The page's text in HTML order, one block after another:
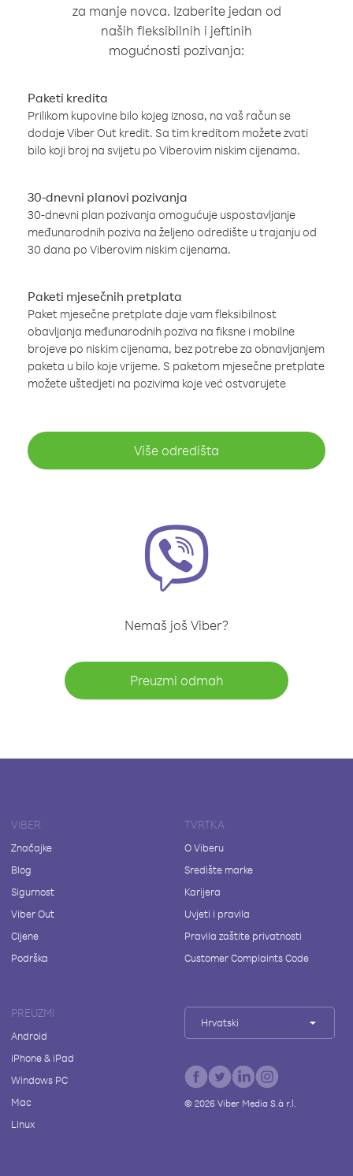
za manje novca. Izaberite jedan od
naših fleksibilnih i jeftinih
mogućnosti pozivanja:
Paketi kredita
Prilikom kupovine bilo kojeg iznosa, na vaš račun se
dodaje Viber Out kredit. Sa tim kreditom možete zvati
bilo koji broj na svijetu po Viberovim niskim cijenama.
30-dnevni planovi pozivanja
30-dnevni plan pozivanja omogućuje uspostavljanje
međunarodnih poziva na željeno odredište u trajanju od
30 dana po Viberovim niskim cijenama.
Paketi mjesečnih pretplata
Paket mjesečne pretplate daje vam fleksibilnost
obavljanja međunarodnih poziva na fiksne i mobilne
brojeve po niskim cijenama, bez potrebe za obnavljanjem
paketa u bilo koje vrijeme. S paketom mjesečne pretplate
možete uštedjeti na pozivima koje već ostvarujete
Više odredišta
Nemaš još Viber?
Preuzmi odmah
VIBER
Značajke
Blog
Sigurnost
Viber Out
Cijene
Podrška
TVRTKA
O Viberu
Središte marke
Karijera
Uvjeti i pravila
Pravila zaštite privatnosti
Customer Complaints Code
PREUZMI
Android
iPhone & iPad
Windows PC
Mac
Linux
Hrvatski
© 2026Viber Media S.à r.l.